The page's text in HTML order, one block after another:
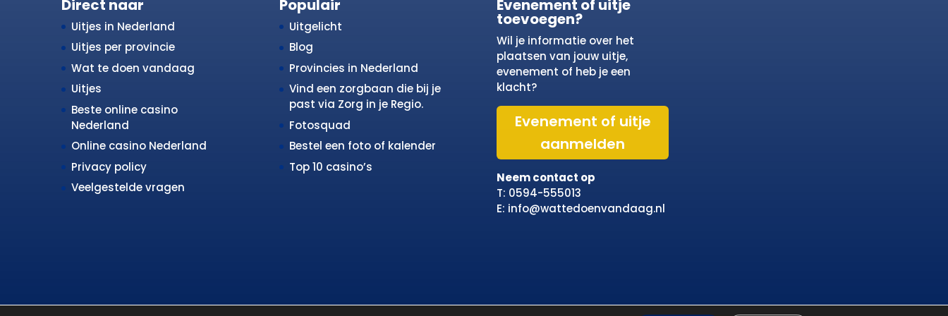
Direct naar
Uitjes in Nederland
Uitjes per provincie
Wat te doen vandaag
Uitjes
Beste online casino
Nederland
Online casino Nederland
Privacy policy
Veelgestelde vragen
Populair
Uitgelicht
Blog
Provincies in Nederland
Vind een zorgbaan die bij je
past via Zorg in je Regio.
Fotosquad
Bestel een foto of kalender
Top 10 casino’s
Evenement of uitje
toevoegen?
Wil je informatie over het
plaatsen van jouw uitje,
evenement of heb je een
klacht?
Evenement of uitje
aanmelden
Neem contact op
T: 0594-555013
E: info@wattedoenvandaag.nl